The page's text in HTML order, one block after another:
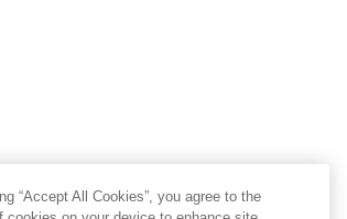
“Accept All Cookies”, you agree to the